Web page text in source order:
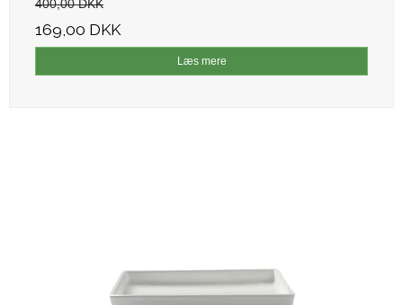
400,00 DKK
169,00 DKK
Læs mere